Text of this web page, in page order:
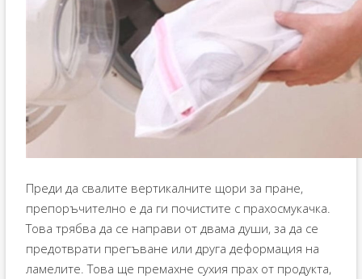
Преди да свалите вертикалните щори за пране,
препоръчително е да ги почистите с прахосмукачка.
Това трябва да се направи от двама души, за да се
предотврати прегъване или друга деформация на
ламелите. Това ще премахне сухия прах от продукта,